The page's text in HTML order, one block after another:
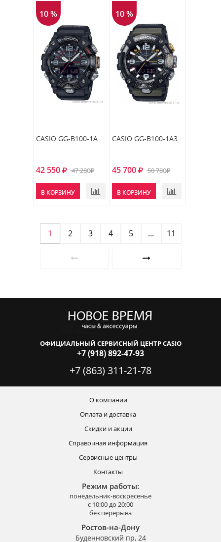
10 %
CASIO GG-B100-1A
42 550 47 280
В КОРЗИНУ
10 %
CASIO GG-B100-1A3
45 700 50 780
В КОРЗИНУ
1 2 3 4 5 ... 11
ОФИЦИАЛЬНЫЙ СЕРВИСНЫЙ ЦЕНТР CASIO
+7 (918) 892-47-93
+7 (863) 311-21-78
О компании
Оплата и доставка
Скидки и акции
Справочная информация
Сервисные центры
Контакты
Режим работы:
понедельник-воскресенье
с 10:00 до 20:00
без перерыва
Ростов-на-Дону
Буденновский пр, 24